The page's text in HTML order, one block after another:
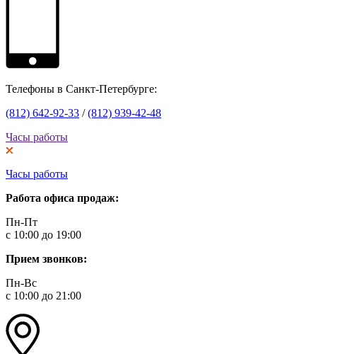
Телефоны в Санкт-Петербурге:
(812) 642-92-33 /(812) 939-42-48
Часы работы
Часы работы
Работа офиса продаж:
Пн-Пт
с 10:00 до 19:00
Прием звонков:
Пн-Вс
с 10:00 до 21:00